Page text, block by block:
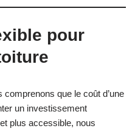
pour
comprenons que le coût d’une
un investissement
plus accessible, nous